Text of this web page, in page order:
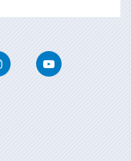
InstagramYoutube